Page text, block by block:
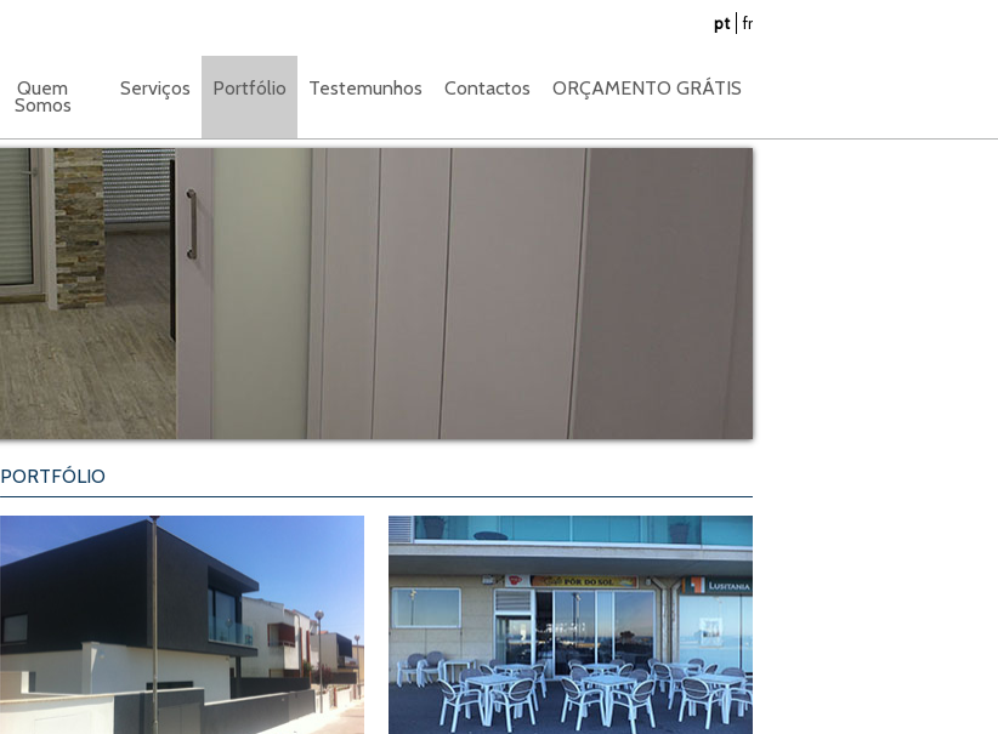
pt fr
Quem
Somos
Serviços Portfólio Testemunhos Contactos ORÇAMENTO GRÁTIS
PORTFÓLIO